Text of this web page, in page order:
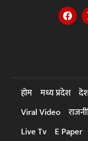
होम मध्य प्रदेश
Viral Video
Live Tv
E Paper